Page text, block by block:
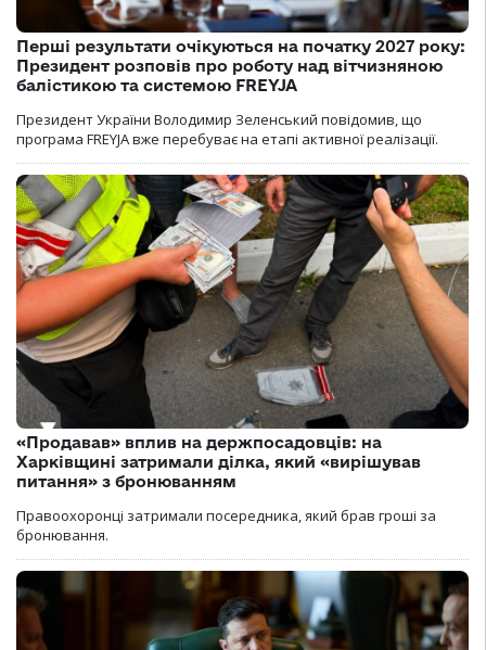
Перші результати очікуються на початку 2027 року:
Президент розповів про роботу над вітчизняною
балістикою та системою FREYJA
Президент України Володимир Зеленський повідомив, що
програма FREYJA вже перебуває на етапі активної реалізації.
«Продавав» вплив на держпосадовців: на
Харківщині затримали ділка, який «вирішував
питання» з бронюванням
Правоохоронці затримали посередника, який брав гроші за
бронювання.